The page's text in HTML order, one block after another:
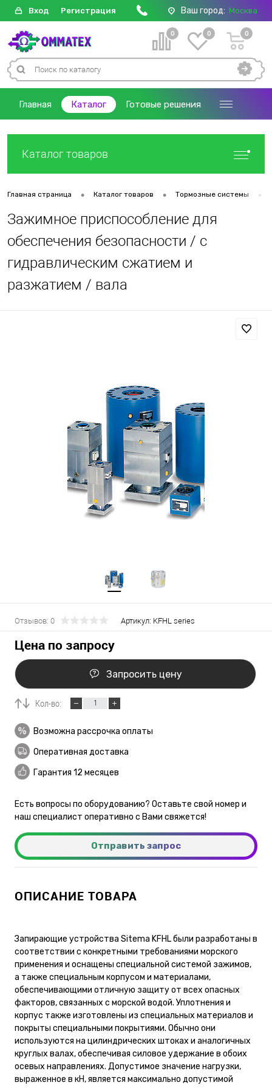
Вход Регистрация Ваш город: Москва
0 0 0
Главная Каталог Готовые решения
Каталог товаров
Главная страница • Каталог товаров • Тормозные системы •
Зажимное приспособление для
обеспечения безопасности / с
гидравлическим сжатием и
разжатием / вала
Отзывов: 0 Артикул: KFHL series
Цена по запросу
Запросить цену
Кол-во:
Возможна рассрочка оплаты
Оперативная доставка
Гарантия 12 месяцев
Есть вопросы по оборудованию? Оставьте свой номер и
наш специалист оперативно с Вами свяжется!
Отправить запрос
ОПИСАНИЕ ТОВАРА
Запирающие устройства Sitema KFHL были разработаны в
соответствии с конкретными требованиями морского
применения и оснащены специальной системой зажимов,
а также специальным корпусом и материалами,
обеспечивающими отличную защиту от всех опасных
факторов, связанных с морской водой. Уплотнения и
корпус также изготовлены из специальных материалов и
покрыты специальными покрытиями. Обычно они
используются на цилиндрических штоках и аналогичных
круглых валах, обеспечивая силовое удержание в обоих
осевых направлениях. Допустимое значение нагрузки,
выраженное в кН, является максимально допустимой